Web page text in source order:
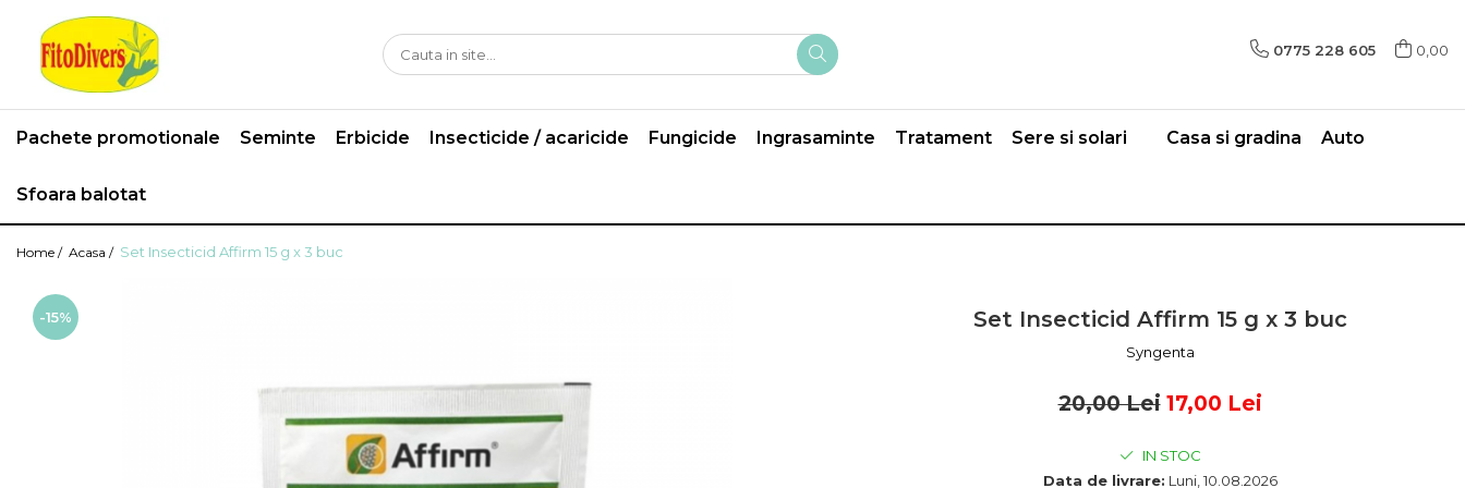
0775 228 605 0,00
Pachete promotionale Seminte Erbicide Insecticide / acaricide Fungicide Ingrasaminte Tratament Sere si solari Casa si gradina Auto
Sfoara balotat
Home / Acasa / Set Insecticid Affirm 15 g x 3 buc
Set Insecticid Affirm 15 g x 3 buc
Syngenta
-15%
20,00 Lei 17,00 Lei
IN STOC
Data de livrare: Luni, 10.08.2026